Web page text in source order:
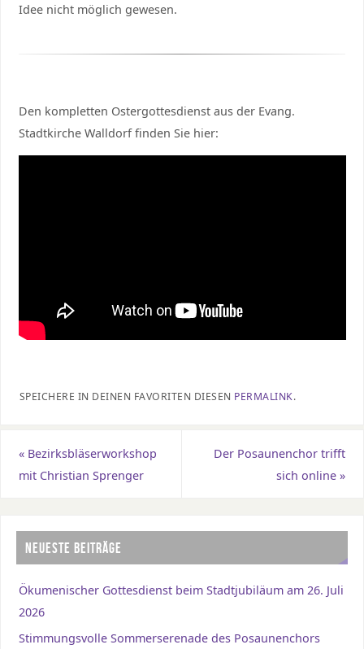
Idee nicht möglich gewesen.
Den kompletten Ostergottesdienst aus der Evang.
Stadtkirche Walldorf finden Sie hier:
SPEICHERE IN DEINEN FAVORITEN DIESEN PERMALINK.
«Bezirksbläserworkshop
mit Christian Sprenger
Der Posaunenchor trifft
sich online»
NEUESTE BEITRÄGE
Ökumenischer Gottesdienst beim Stadtjubiläum am 26. Juli
2026
Stimmungsvolle Sommerserenade des Posaunenchors